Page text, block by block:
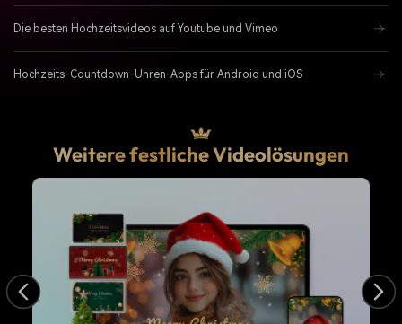
Die besten Hochzeitsvideos auf Youtube und Vimeo
Hochzeits-Countdown-Uhren-Apps für Android und iOS
Weitere festliche Videolösungen